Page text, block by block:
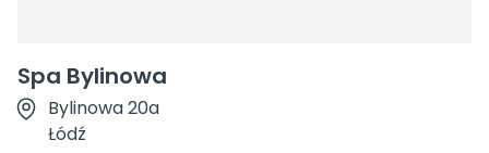
Spa Bylinowa
Bylinowa 20a
Łódź